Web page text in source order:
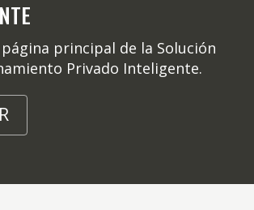
principal de la Solución
Privado Inteligente.